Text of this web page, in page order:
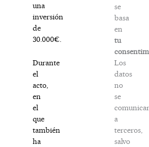
una
inversión
de
30.000€.
Durante
el
acto,
en
el
que
también
ha
se
basa
en
tu
Los
datos
no
se
a
terceros,
salvo